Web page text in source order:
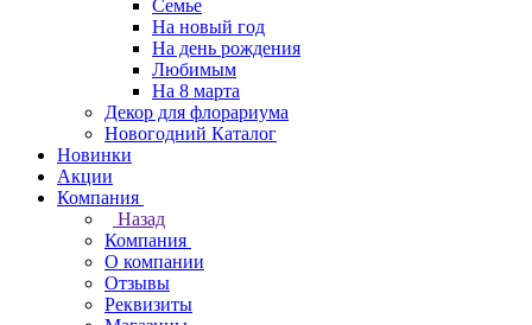
Семье
На новый год
На день рождения
Любимым
На 8 марта
Декор для флорариума
Новогодний Каталог
Новинки
Акции
Компания
Назад
Компания
О компании
Отзывы
Реквизиты